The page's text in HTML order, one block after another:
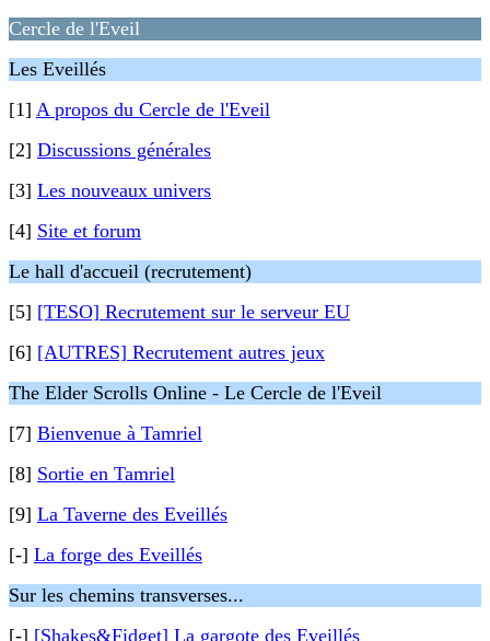
Cercle de l'Eveil
Les Eveillés
[1] A propos du Cercle de l'Eveil
[2] Discussions générales
[3] Les nouveaux univers
[4] Site et forum
Le hall d'accueil (recrutement)
[5] [TESO] Recrutement sur le serveur EU
[6] [AUTRES] Recrutement autres jeux
The Elder Scrolls Online - Le Cercle de l'Eveil
[7] Bienvenue à Tamriel
[8] Sortie en Tamriel
[9] La Taverne des Eveillés
[-] La forge des Eveillés
Sur les chemins transverses...
[-] [Shakes&Fidget] La gargote des Eveillés